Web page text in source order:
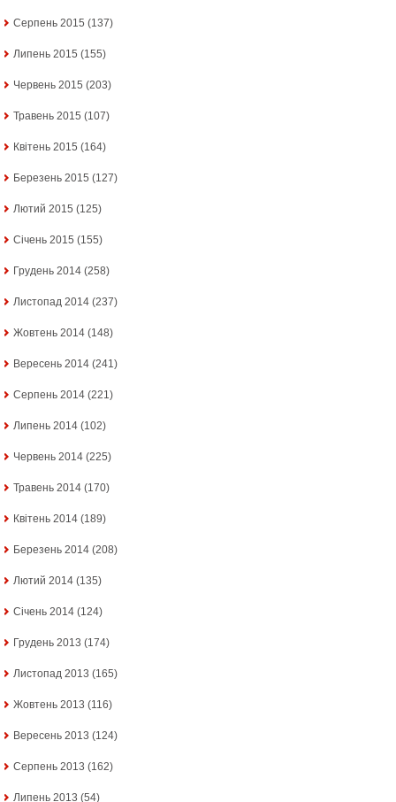
Серпень 2015 (137)
Липень 2015 (155)
Червень 2015 (203)
Травень 2015 (107)
Квітень 2015 (164)
Березень 2015 (127)
Лютий 2015 (125)
Січень 2015 (155)
Грудень 2014 (258)
Листопад 2014 (237)
Жовтень 2014 (148)
Вересень 2014 (241)
Серпень 2014 (221)
Липень 2014 (102)
Червень 2014 (225)
Травень 2014 (170)
Квітень 2014 (189)
Березень 2014 (208)
Лютий 2014 (135)
Січень 2014 (124)
Грудень 2013 (174)
Листопад 2013 (165)
Жовтень 2013 (116)
Вересень 2013 (124)
Серпень 2013 (162)
Липень 2013 (54)